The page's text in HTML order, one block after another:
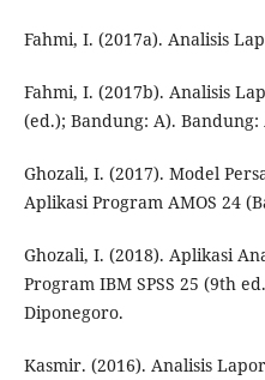
Fahmi, I. (2017a). Analisis
Fahmi, I. (2017b). Analisis
(ed.); Bandung: A). Bandung:
Ghozali, I. (2017). Model
Aplikasi Program AMOS 24
Ghozali, I. (2018). Aplikasi
Program IBM SPSS 25 (9th
Diponegoro.
Kasmir. (2016). Analisis